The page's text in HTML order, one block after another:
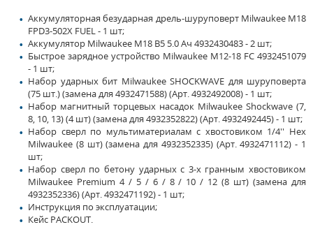
Аккумуляторная безударная дрель-шуруповерт Milwaukee M18
FPD3-502X FUEL - 1 шт;
Аккумулятор Milwaukee M18 B5 5.0 Ач 4932430483 - 2 шт;
Быстрое зарядное устройство Milwaukee M12-18 FC 4932451079
- 1 шт;
Набор ударных бит Milwaukee SHOСKWAVE для шуруповерта
(75 шт.) (замена для 4932471588) (Арт. 4932492008) - 1 шт;
Набор магнитный торцевых насадок Milwaukee Shockwave (7,
8, 10, 13) (4 шт) (замена для 4932352822) (Арт. 4932492445) - 1 шт;
Набор cверл по мультиматериалам с хвостовиком 1/4'' Hex
Milwaukee (8 шт) (замена для 4932352335) (Арт. 4932471112) - 1
шт;
Набор сверл по бетону ударных с 3-х гранным хвостовиком
Milwaukee Premium 4 / 5 / 6 / 8 / 10 / 12 (8 шт) (замена для
4932352336) (Арт. 4932471192) - 1 шт;
Инструкция по эксплуатации;
Кейс PACKOUT.